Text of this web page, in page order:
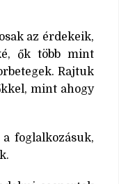
az érdekeik,
ők több mint
Rajtuk
mint ahogy
foglalkozásuk,